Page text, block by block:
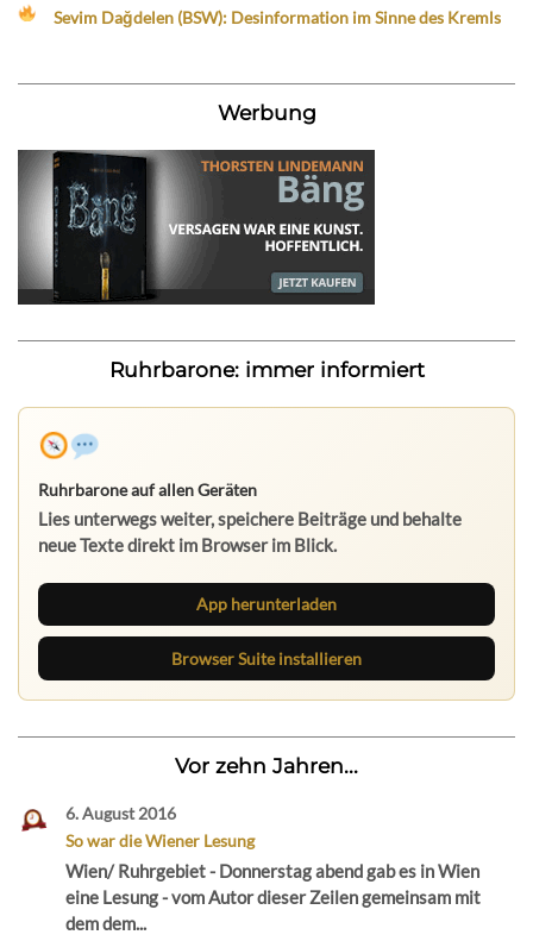
Sevim Dağdelen (BSW): Desinformation im Sinne des Kremls
Werbung
Ruhrbarone: immer informiert
Ruhrbarone auf allen Geräten
Lies unterwegs weiter, speichere Beiträge und behalte
neue Texte direkt im Browser im Blick.
App herunterladen
Browser Suite installieren
Vor zehn Jahren...
6. August 2016
So war die Wiener Lesung
Wien/ Ruhrgebiet - Donnerstag abend gab es in Wien
eine Lesung - vom Autor dieser Zeilen gemeinsam mit
dem dem...